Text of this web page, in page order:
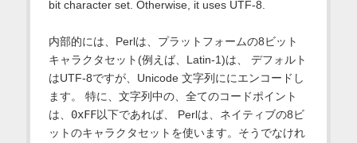
bit character set. Otherwise, it uses UTF-8.
内部的には、Perlは、プラットフォームの8ビット
キャラクタセット(例えば、Latin-1)は、 デフォルト
はUTF-8ですが、Unicode 文字列ににエンコードし
ます。 特に、文字列中の、全てのコードポイント
は、 0xFF以下であれば、 Perlは、ネイティブの8ビ
ットのキャラクタセットを使います。そうでなけれ